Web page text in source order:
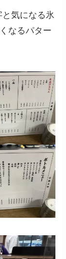
気になる氷
なるパター